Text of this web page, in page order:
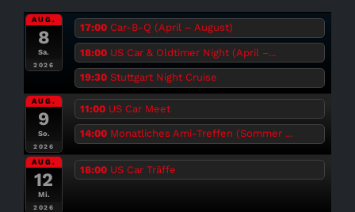
AUG.
8
Sa.
2026
17:00 Car-B-Q (April – August)
18:00 US Car & Oldtimer Night (April –...
19:30 Stuttgart Night Cruise
AUG.
9
So.
2026
11:00 US Car Meet
14:00 Monatliches Ami-Treffen (Sommer ...
AUG.
12
Mi.
2026
18:00 US Car Träffe